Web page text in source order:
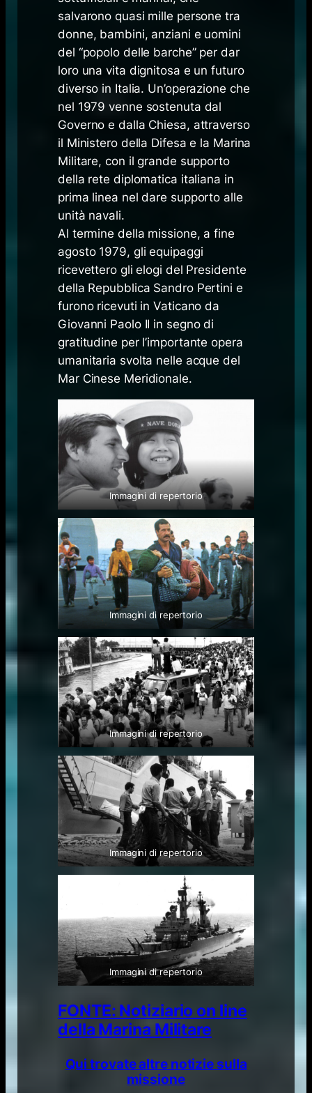
salvarono quasi mille persone tra
donne, bambini, anziani e uomini
del “popolo delle barche” per dar
loro una vita dignitosa e un futuro
diverso in Italia. Un’operazione che
nel 1979 venne sostenuta dal
Governo e dalla Chiesa, attraverso
il Ministero della Difesa e la Marina
Militare, con il grande supporto
della rete diplomatica italiana in
prima linea nel dare supporto alle
unità navali.
Al termine della missione, a fine
agosto 1979, gli equipaggi
ricevettero gli elogi del Presidente
della Repubblica Sandro Pertini e
furono ricevuti in Vaticano da
Giovanni Paolo II in segno di
gratitudine per l’importante opera
umanitaria svolta nelle acque del
Mar Cinese Meridionale.
Immagini di repertorio
Immagini di repertorio
Immagini di repertorio
Immagini di repertorio
Immagini di repertorio
FONTE: Notiziario on line
della Marina Militare
Qui trovate altre notizie sulla
missione